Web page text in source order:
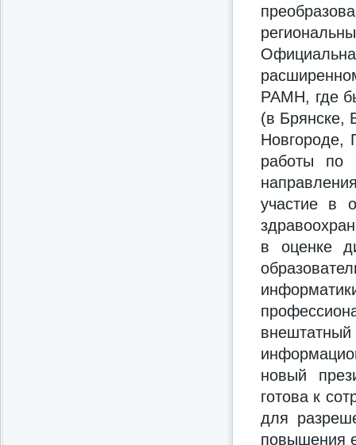
РАМН, где
(в Брянске,
Новгороде,
работы по
участие в
в оценке
новый
готова к
для
повышения